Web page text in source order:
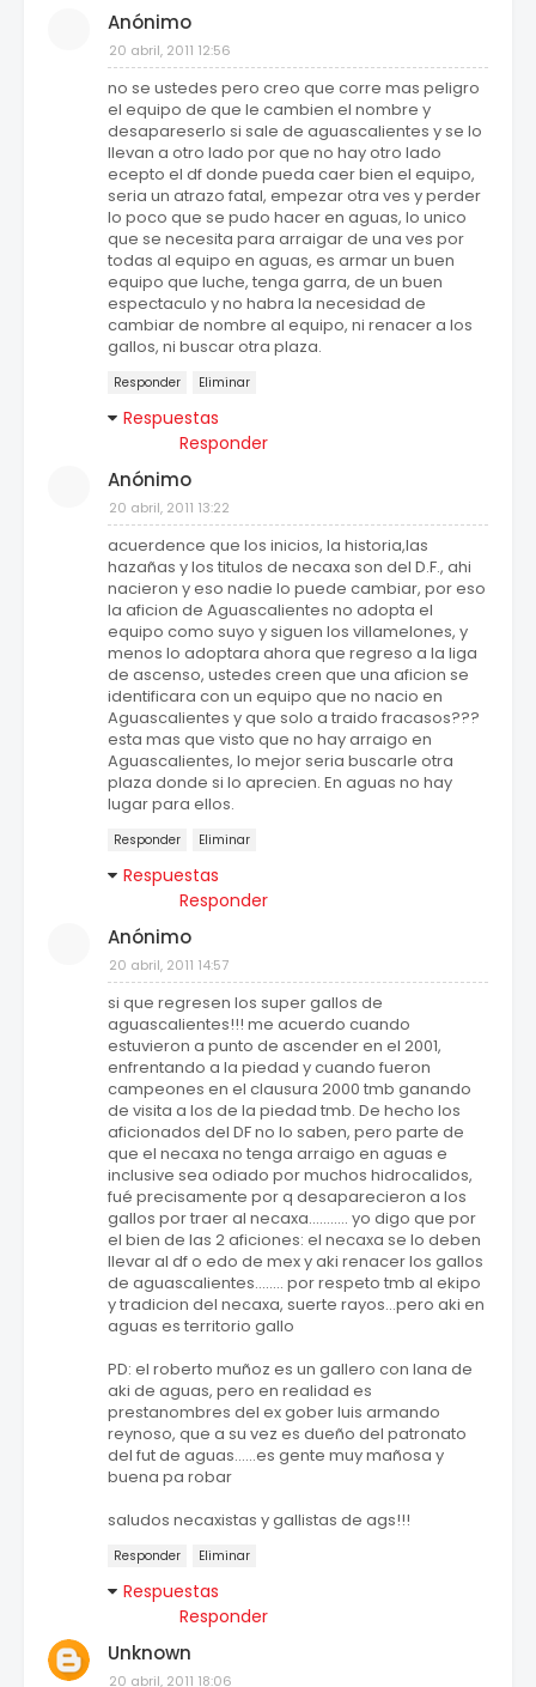
Anónimo
20 abril, 2011 12:56
no se ustedes pero creo que corre mas peligro
el equipo de que le cambien el nombre y
desapareserlo si sale de aguascalientes y se lo
llevan a otro lado por que no hay otro lado
ecepto el df donde pueda caer bien el equipo,
seria un atrazo fatal, empezar otra ves y perder
lo poco que se pudo hacer en aguas, lo unico
que se necesita para arraigar de una ves por
todas al equipo en aguas, es armar un buen
equipo que luche, tenga garra, de un buen
espectaculo y no habra la necesidad de
cambiar de nombre al equipo, ni renacer a los
gallos, ni buscar otra plaza.
Responder Eliminar
Respuestas
Responder
Anónimo
20 abril, 2011 13:22
acuerdence que los inicios, la historia,las
hazañas y los titulos de necaxa son del D.F., ahi
nacieron y eso nadie lo puede cambiar, por eso
la aficion de Aguascalientes no adopta el
equipo como suyo y siguen los villamelones, y
menos lo adoptara ahora que regreso a la liga
de ascenso, ustedes creen que una aficion se
identificara con un equipo que no nacio en
Aguascalientes y que solo a traido fracasos???
esta mas que visto que no hay arraigo en
Aguascalientes, lo mejor seria buscarle otra
plaza donde si lo aprecien. En aguas no hay
lugar para ellos.
Responder Eliminar
Respuestas
Responder
Anónimo
20 abril, 2011 14:57
si que regresen los super gallos de
aguascalientes!!! me acuerdo cuando
estuvieron a punto de ascender en el 2001,
enfrentando a la piedad y cuando fueron
campeones en el clausura 2000 tmb ganando
de visita a los de la piedad tmb. De hecho los
aficionados del DF no lo saben, pero parte de
que el necaxa no tenga arraigo en aguas e
inclusive sea odiado por muchos hidrocalidos,
fué precisamente por q desaparecieron a los
gallos por traer al necaxa........... yo digo que por
el bien de las 2 aficiones: el necaxa se lo deben
llevar al df o edo de mex y aki renacer los gallos
de aguascalientes........ por respeto tmb al ekipo
y tradicion del necaxa, suerte rayos...pero aki en
aguas es territorio gallo
PD: el roberto muñoz es un gallero con lana de
aki de aguas, pero en realidad es
prestanombres del ex gober luis armando
reynoso, que a su vez es dueño del patronato
del fut de aguas......es gente muy mañosa y
buena pa robar
saludos necaxistas y gallistas de ags!!!
Responder Eliminar
Respuestas
Responder
Unknown
20 abril, 2011 18:06